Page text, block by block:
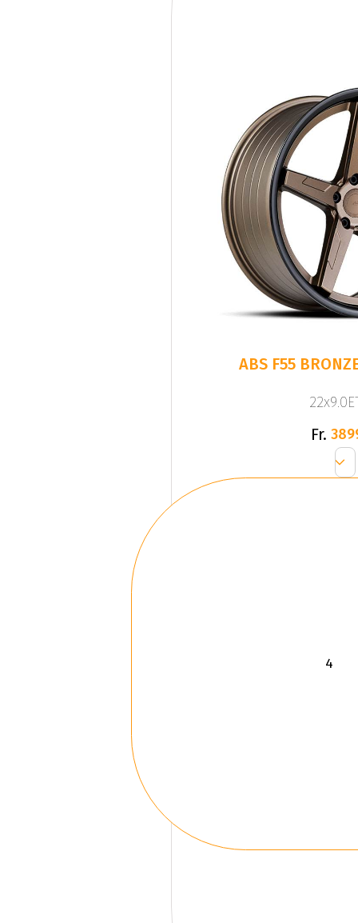
ABS F55
Fr.